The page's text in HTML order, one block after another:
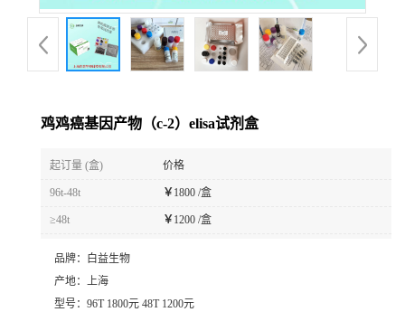
鸡鸡癌基因产物（c-2）elisa试剂盒
起订量 (盒) 价格
96t-48t ￥ 1800 /盒
≥48t ￥ 1200 /盒
品牌：
白益生物
产地： 上海
型号： 96T 1800元 48T 1200元